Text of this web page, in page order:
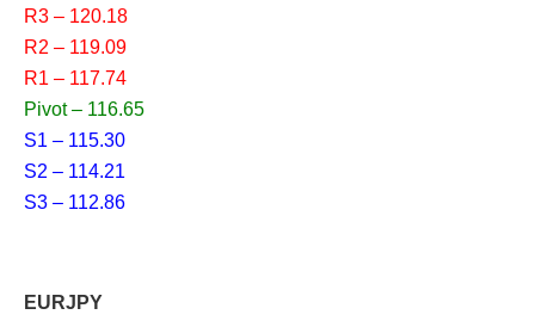
R3 – 120.18
R2 – 119.09
R1 – 117.74
Pivot – 116.65
S1 – 115.30
S2 – 114.21
S3 – 112.86
EURJPY